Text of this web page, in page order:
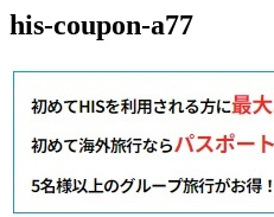
his-coupon-a77